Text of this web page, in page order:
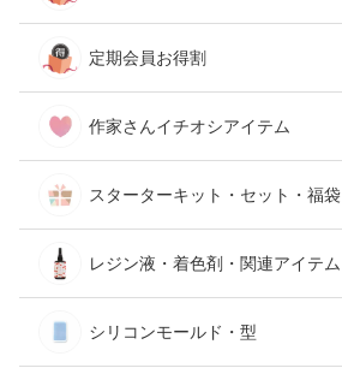
定期会員お得割
作家さんイチオシアイテム
スターターキット・セット・福袋
レジン液・着色剤・関連アイテム
シリコンモールド・型